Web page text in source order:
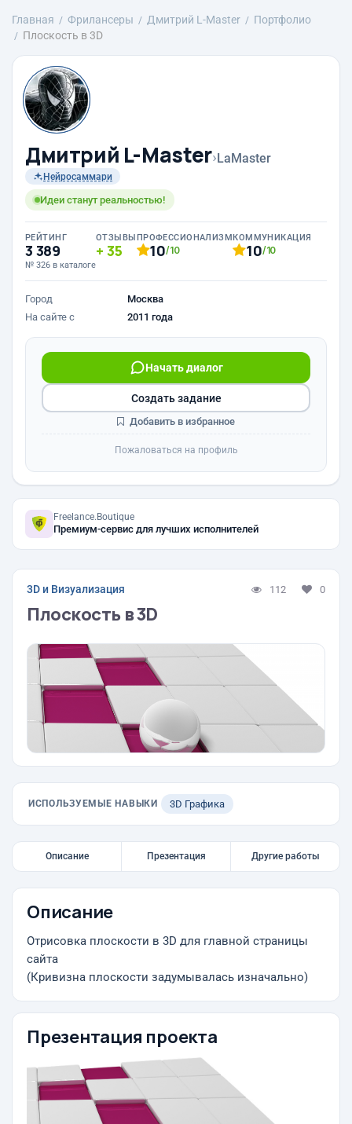
Главная Фрилансеры Дмитрий L-Master
Портфолио
Плоскость в 3D
Дмитрий L-Master›LaMaster
Нейросаммари
Идеи станут реальностью!
РЕЙТИНГ
3 389
№ 326 в каталоге
ОТЗЫВЫ
35
ПРОФЕССИОНАЛИЗМ
10/10
КОММУНИКАЦИЯ
10/10
Город
Москва
На сайте с
2011 года
Начать диалог
Создать задание
Добавить в избранное
Пожаловаться на профиль
Freelance.Boutique
Премиум-сервис для лучших исполнителей
3D и Визуализация 112 0
Плоскость в 3D
ИСПОЛЬЗУЕМЫЕ НАВЫКИ 3D Графика
Описание Презентация Другие работы
Описание
Отрисовка плоскости в 3D для главной страницы
сайта
(Кривизна плоскости задумывалась изначально)
Презентация проекта